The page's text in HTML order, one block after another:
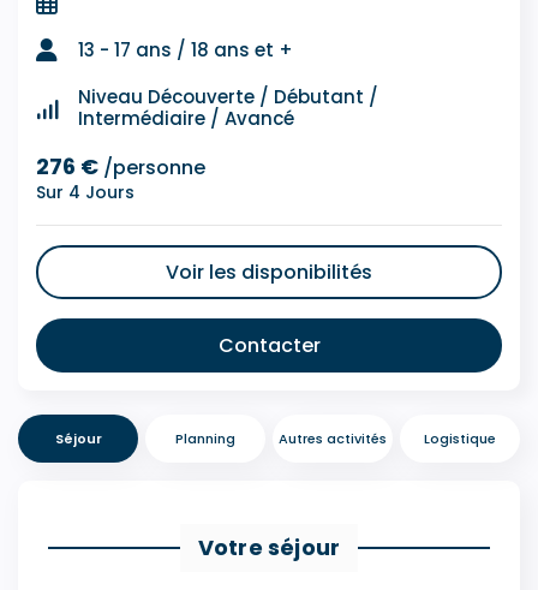
13 - 17 ans / 18 ans et +
Niveau Découverte / Débutant /
Intermédiaire / Avancé
276 € /personne
Sur 4 Jours
Voir les disponibilités
Contacter
Séjour Planning Autres activités Logistique
Votre séjour